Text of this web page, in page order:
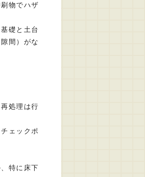
物でハザ
礎と土台
間）がな
処理は行
ェックポ
特に床下